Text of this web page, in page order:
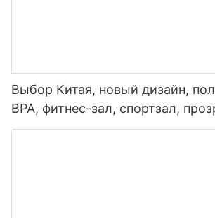
Выбор Китая, новый дизайн,
BPA, фитнес-зал, спортзал,
пластиковая мотивационная